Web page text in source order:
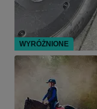
WYRÓŻNIONE